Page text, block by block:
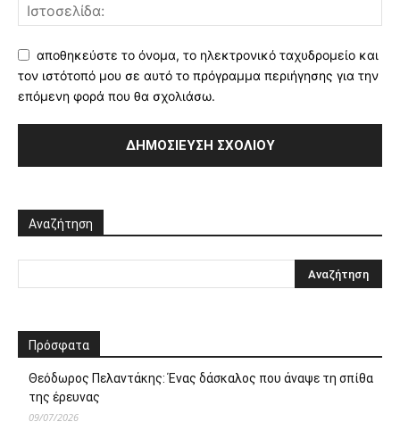
αποθηκεύστε το όνομα, το ηλεκτρονικό ταχυδρομείο και
τον ιστότοπό μου σε αυτό το πρόγραμμα περιήγησης για την
επόμενη φορά που θα σχολιάσω.
Αναζήτηση
Πρόσφατα
Θεόδωρος Πελαντάκης: Ένας δάσκαλος που άναψε τη σπίθα
της έρευνας
09/07/2026